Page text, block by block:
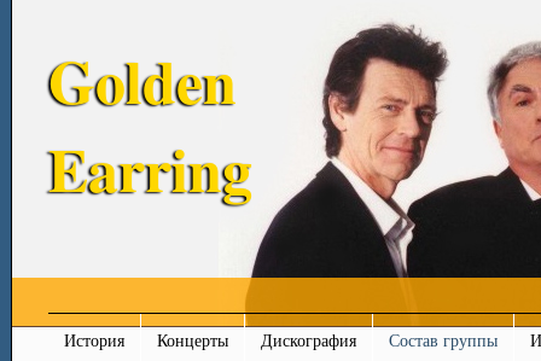
Golden
Earring
История Концерты Дискография Состав группы